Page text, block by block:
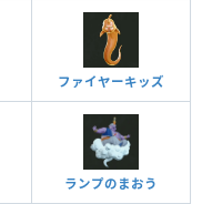
ファイヤーキッズ
ランプのまおう